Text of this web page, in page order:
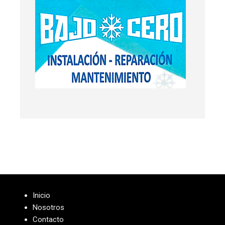
Inicio
Nosotros
Contacto